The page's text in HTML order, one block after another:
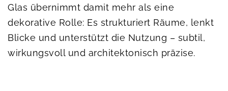
Glas übernimmt damit mehr als eine
dekorative Rolle: Es strukturiert Räume, lenkt
Blicke und unterstützt die Nutzung – subtil,
wirkungsvoll und architektonisch präzise.